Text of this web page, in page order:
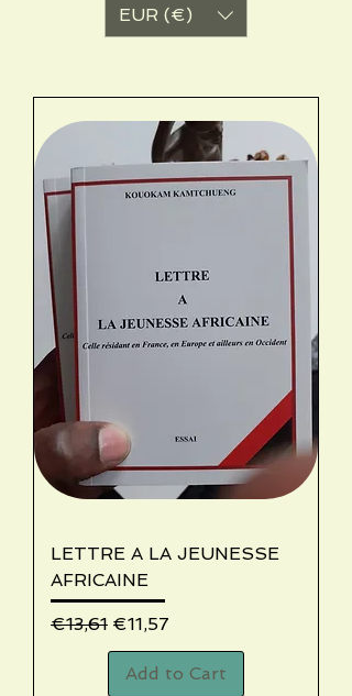
EUR (€)
LETTRE A LA JEUNESSE
AFRICAINE
Regular Price
€13,61 Sale Price
€11,57
Add to Cart